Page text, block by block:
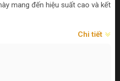
mang đến hiệu suất cao và kết
Chi tiết